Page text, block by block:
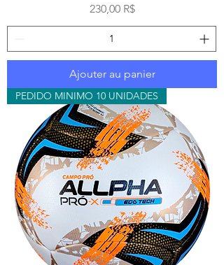
Prix
230,00 R$
Ajouter au panier
PEDIDO MINIMO 10 UNIDADES